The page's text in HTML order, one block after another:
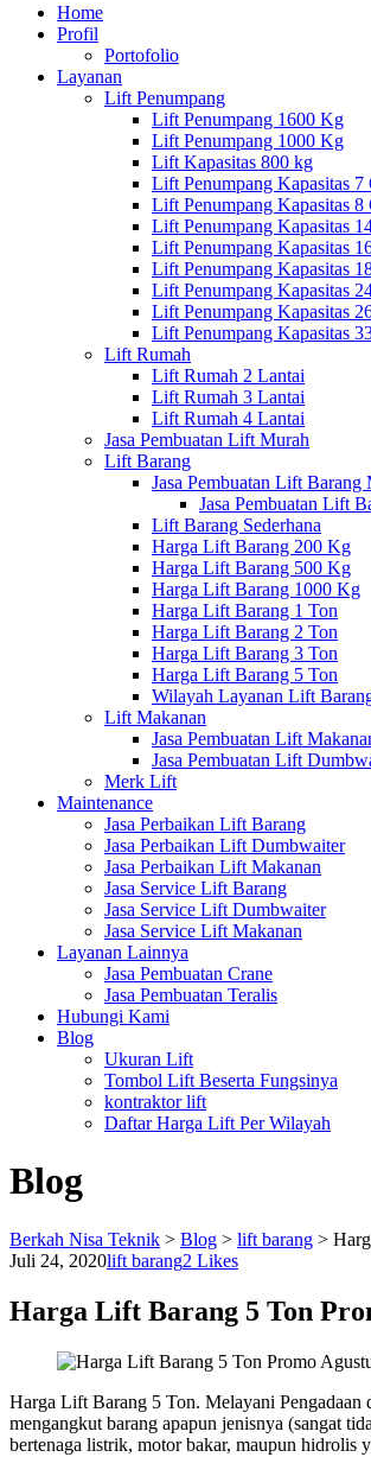
Home
Profil
Portofolio
Layanan
Lift Penumpang
Lift Penumpang 1600 Kg
Lift Penumpang 1000 Kg
Lift Kapasitas 800 kg
Lift Penumpang Kapasitas
Lift Penumpang Kapasitas
Lift Penumpang Kapasitas
Lift Penumpang Kapasitas
Lift Penumpang Kapasitas
Lift Penumpang Kapasitas
Lift Penumpang Kapasitas
Lift Penumpang Kapasitas
Lift Rumah
Lift Rumah 2 Lantai
Lift Rumah 3 Lantai
Lift Rumah 4 Lantai
Jasa Pembuatan Lift Murah
Lift Barang
Jasa Pembuatan Lift Barang
Jasa Pembuatan Lift
Lift Barang Sederhana
Harga Lift Barang 200 Kg
Harga Lift Barang 500 Kg
Harga Lift Barang 1000 Kg
Harga Lift Barang 1 Ton
Harga Lift Barang 2 Ton
Harga Lift Barang 3 Ton
Harga Lift Barang 5 Ton
Wilayah Layanan Lift
Lift Makanan
Jasa Pembuatan Lift
Jasa Pembuatan Lift
Merk Lift
Maintenance
Jasa Perbaikan Lift Barang
Jasa Perbaikan Lift Dumbwaiter
Jasa Perbaikan Lift Makanan
Jasa Service Lift Barang
Jasa Service Lift Dumbwaiter
Jasa Service Lift Makanan
Layanan Lainnya
Jasa Pembuatan Crane
Jasa Pembuatan Teralis
Hubungi Kami
Blog
Ukuran Lift
Tombol Lift Beserta Fungsinya
kontraktor lift
Daftar Harga Lift Per Wilayah
Blog
Berkah Nisa Teknik > Blog > lift barang >
Juli 24, 2020lift barang2 Likes
Harga Lift Barang 5 Ton
Harga Lift Barang 5 Ton. Melayani Pengadaan
mengangkut barang apapun jenisnya (sangat
bertenaga listrik, motor bakar, maupun hidrolis